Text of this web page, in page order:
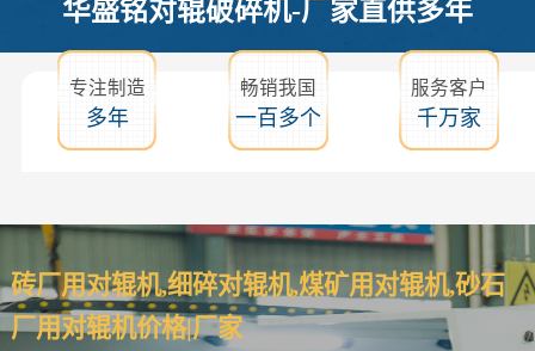
华盛铭对辊破碎机-厂家直供多年
专注制造
多年
畅销我国
一百多个
服务客户
千万家
砖厂用对辊机,细碎对辊机,煤矿用对辊机,砂石
厂用对辊机价格|厂家